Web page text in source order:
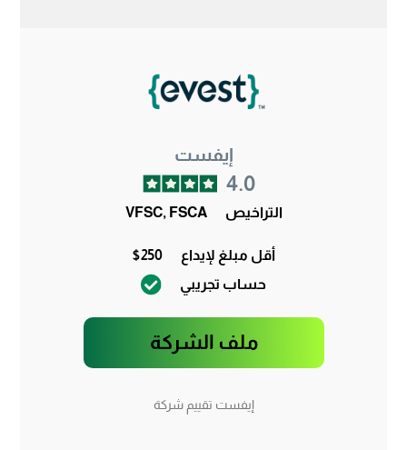
إيفست
4.0
التراخيص VFSC, FSCA
أقل مبلغ لإيداع
$250
حساب تجريبي
ملف الشركة
إيفست تقييم شركة